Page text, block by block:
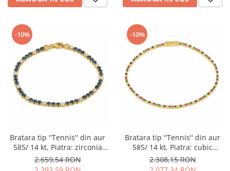
-10%
Bratara tip ''Tennis'' din aur
585/ 14 kt, Piatra: zirconia
fatetata, Culoare: albastru si
transparent
2.659,54 RON
-10%
Bratara tip ''Tennis'' din aur
585/ 14 kt, Piatra: cubic
zirconia, Culoare: multicolor
2.308,15 RON